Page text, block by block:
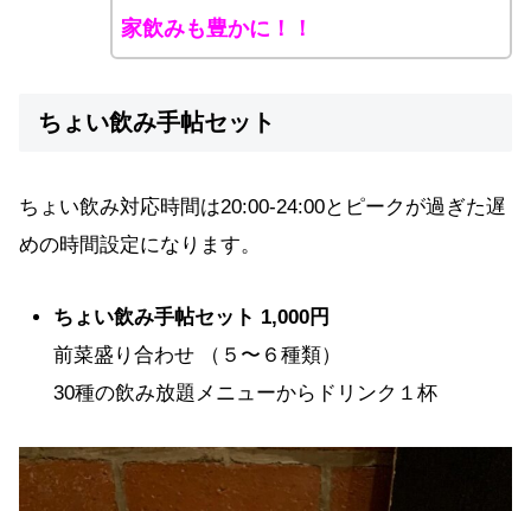
家飲みも豊かに！！
ちょい飲み手帖セット
ちょい飲み対応時間は20:00-24:00とピークが過ぎた遅
めの時間設定になります。
ちょい飲み手帖セット 1,000円
前菜盛り合わせ （５〜６種類）
30種の飲み放題メニューからドリンク１杯